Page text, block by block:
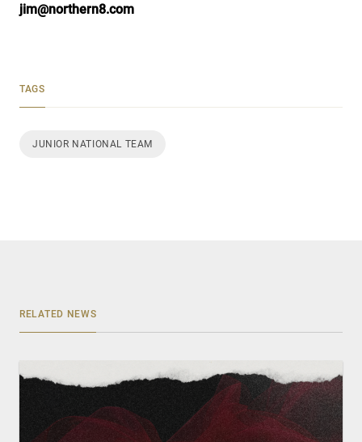
jim@northern8.com
TAGS
JUNIOR NATIONAL TEAM
RELATED NEWS